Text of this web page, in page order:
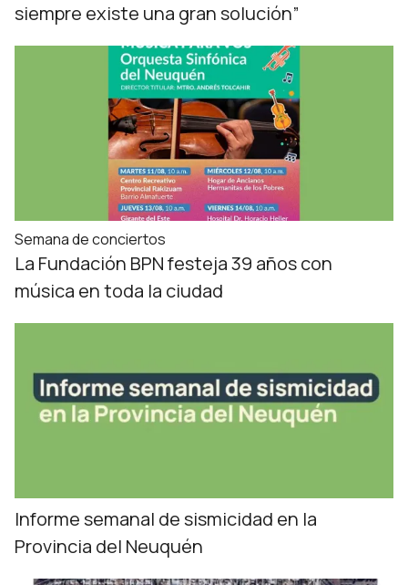
siempre existe una gran solución”
Semana de conciertos
La Fundación BPN festeja 39 años con
música en toda la ciudad
Informe semanal de sismicidad en la
Provincia del Neuquén